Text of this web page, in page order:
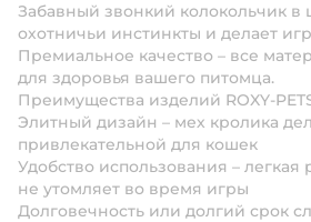
Забавный звонкий колокольчик в
охотничьи инстинкты и делает
Премиальное качество – все
для здоровья вашего питомца.
Преимущества изделий ROXY-
Элитный дизайн – мех кролика
привлекательной для кошек
Удобство использования –
не утомляет во время игры
Долговечность или долгий срок